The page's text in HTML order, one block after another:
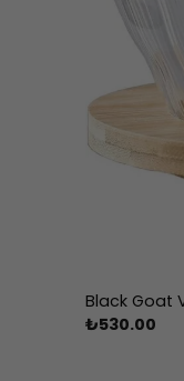
Black Goat
₺530.00